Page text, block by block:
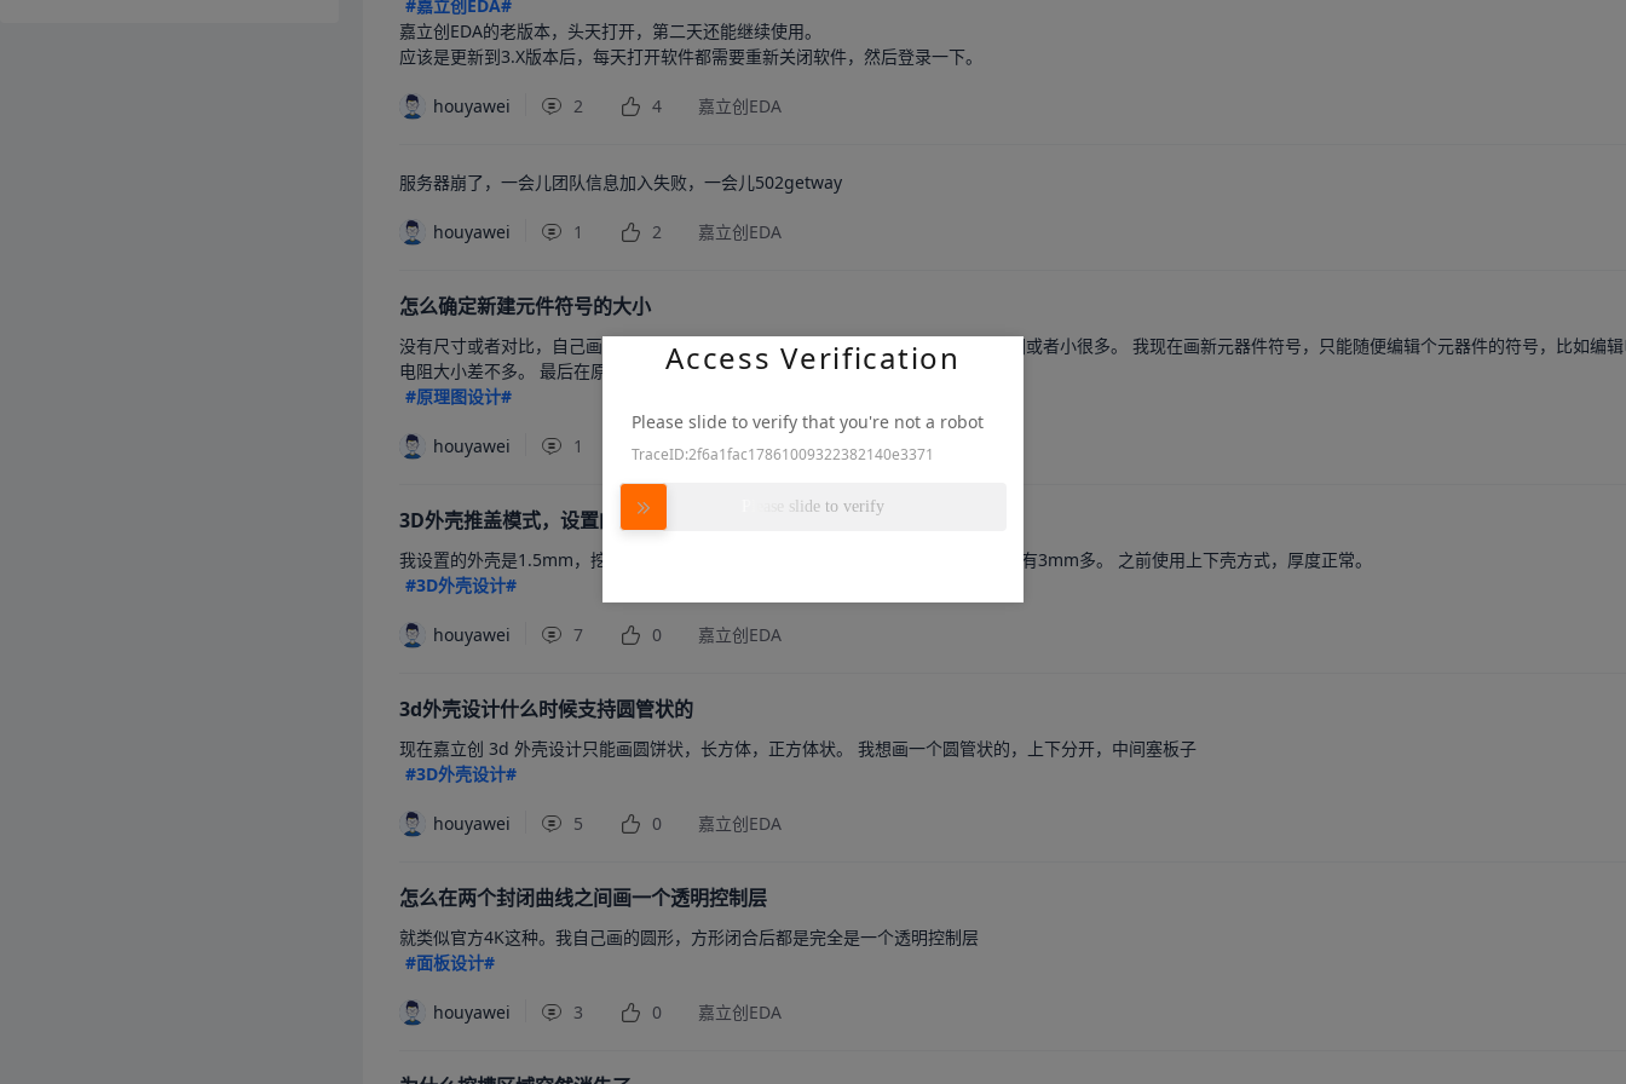
#嘉立创EDA#
嘉立创EDA的老版本，头天打开，第二天还能继续使用。
应该是更新到3.X版本后，每天打开软件都需要重新关闭软件，然后登录一下。
houyawei 2 4 嘉立创EDA
服务器崩了，一会儿团队信息加入失败，一会儿502getway
houyawei 1 2 嘉立创EDA
怎么确定新建元件符号的大小
没有尺寸或者对比，自己画的元器件符号放到原理图里面，总是会比原理图的大一圈或者小很多。 我现在画新元器件符号，只能随便编辑个元器件的符号，比如编
电阻大小差不多。 最后在原理图的效果才一致
#原理图设计#
houyawei 1 0 嘉立创EDA
3D外壳推盖模式，设置的外壳厚度与实际建模差别大
我设置的外壳是1.5mm，挖了一个3mm的槽，还没挖穿透，说明实际建模的上外壳有3mm多。 之前使用上下壳方式，厚度正常。
#3D外壳设计#
houyawei 7 0 嘉立创EDA
3d外壳设计什么时候支持圆管状的
现在嘉立创 3d 外壳设计只能画圆饼状，长方体，正方体状。 我想画一个圆管状的，上下分开，中间塞板子
#3D外壳设计#
houyawei 5 0 嘉立创EDA
怎么在两个封闭曲线之间画一个透明控制层
就类似官方4K这种。我自己画的圆形，方形闭合后都是完全是一个透明控制层
#面板设计#
houyawei 3 0 嘉立创EDA
Access Verification
Please slide to verify that you're not a robot
TraceID:2f6a1fac17861009322382140e3371
Please slide to verify